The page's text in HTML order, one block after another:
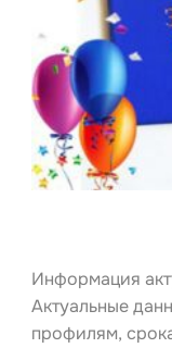
Информация
Актуальные
профилям,